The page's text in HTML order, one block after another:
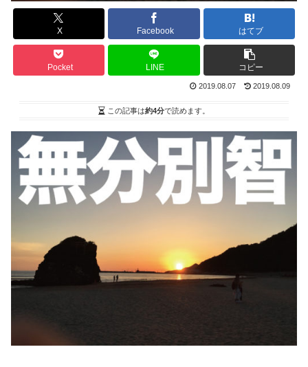
X Facebook はてブ
Pocket LINE コピー
2019.08.07 2019.08.09
この記事は約4分で読めます。